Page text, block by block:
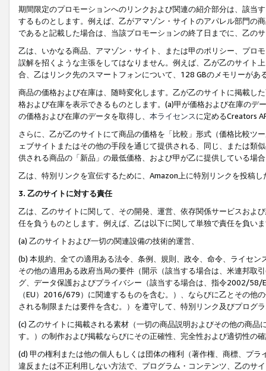
期間限定のプロモーションへのリンクおよび関連の紹介部分は、該当
するものとします。例えば、乙がアマゾン・サイトのアパレル部門の
であると記載した場合は、当該プロモーションの終了日までに、乙の
乙は、いかなる商品、アマゾン・サイト、または甲のポリシー、プロ
誤解を招くような主張をしてはなりません。例えば、乙が乙のサイト
合、乙はリンク先のスマートフォンについて、128 GBのメモリーがあ
商品の価格および在庫は、随時変化します。乙が乙のサイトに掲載し
格および在庫を表示できるものとします。(a)甲が価格および在庫の
の価格および在庫のデータを取得し、 本ライセンスに定めるCreators
さらに、乙が乙のサイトにて商品の価格を「比較」形式（価格比較ツ
ェブサイトまたはその他の手段を通じて提供される、同じ、または類
供される商品の「新品」の最低価格、および甲が乙に提供している場
乙は、特別リンクを宣伝するために、Amazon上に特別リンクを投稿
3. 乙のサイトに対する責任
乙は、乙のサイトに関して、その開発、運営、依存関係サービスおよ
任を負うものとします。例えば、乙は以下に関して単独で責任を負い
(a) 乙のサイトおよび一切の関連設備の技術的運営、
(b) 本規約、全ての適用ある法令、条例、規則、政令、命令、ライセ
その他の適用ある政府当局の要件（開示（該当する場合は、米連邦取
グ、データ保護およびプライバシー（該当する場合は、指令2002/58/
（EU）2016/679）に関連するものを含む。）、ならびに乙とその他
される制限または要件を含む。）を遵守して、特別リンク及びプログ
(c) 乙のサイトに掲載される素材（一切の商品説明およびその他の商
す。）の制作および掲載ならびにその正確性、完全性および適切性の
(d) 甲の権利または他の個人もしくは団体の権利（著作権、商標、プ
違反または不正利用しない方法で、プログラム・コンテンツ、乙のサ